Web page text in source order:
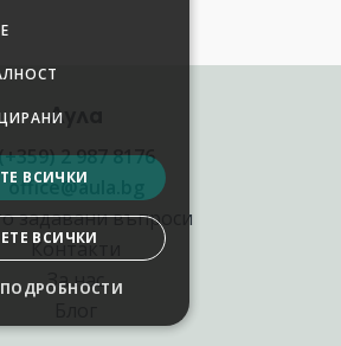
Аула
2 987 8176
office@aula.bg
задавани въпроси
Контакти
За нас
ВСИЧКИ
ВСИЧКИ